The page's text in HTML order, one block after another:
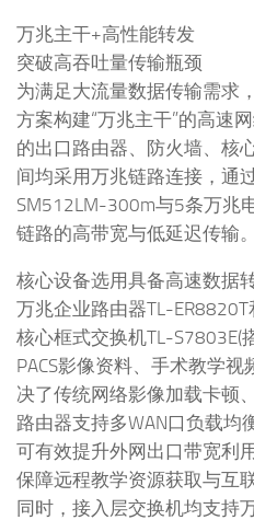
万兆主干+高性能转发
突破高吞吐量传输瓶颈
为满足大流量数据传输需求，
方案构建“万兆主干”的高速
的出口路由器、防火墙、核
间均采用万兆链路连接，通
SM512LM-300m与5条万兆
链路的高带宽与低延迟传输。
核心设备选用具备高速数据
万兆企业路由器TL-ER8820T
核心框式交换机TL-S7803E(
PACS影像资料、手术教学
决了传统网络影像加载卡顿
路由器支持多WAN口负载均
可有效提升外网出口带宽利
保障远程教学资源获取与互
同时，接入层交换机均支持